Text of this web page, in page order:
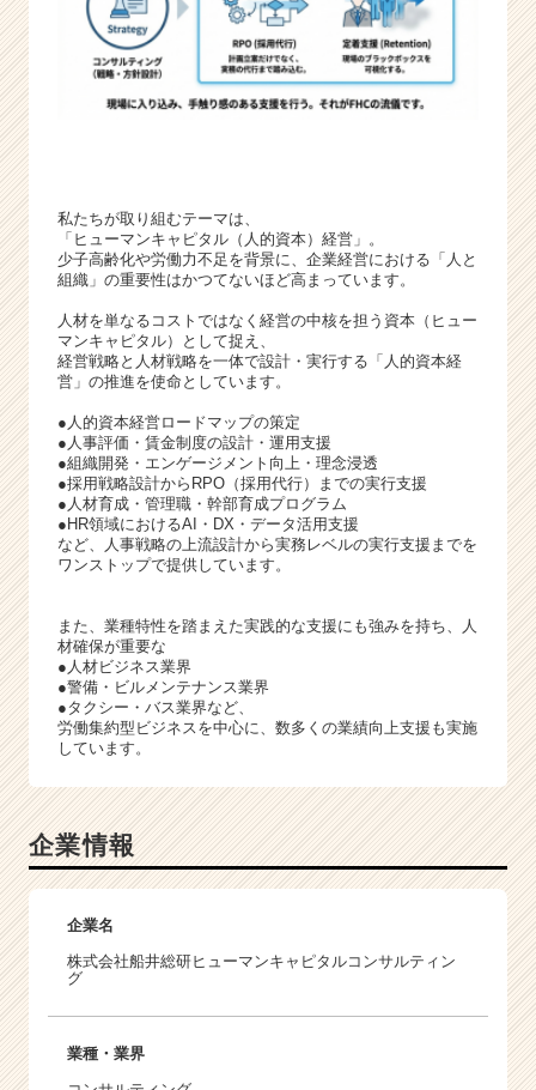
私たちが取り組むテーマは、
「ヒューマンキャピタル（人的資本）経営」。
少子高齢化や労働力不足を背景に、企業経営における「人と
組織」の重要性はかつてないほど高まっています。
人材を単なるコストではなく経営の中核を担う資本（ヒュー
マンキャピタル）として捉え、
経営戦略と人材戦略を一体で設計・実行する「人的資本経
営」の推進を使命としています。
●人的資本経営ロードマップの策定
●人事評価・賃金制度の設計・運用支援
●組織開発・エンゲージメント向上・理念浸透
●採用戦略設計からRPO（採用代行）までの実行支援
●人材育成・管理職・幹部育成プログラム
●HR領域におけるAI・DX・データ活用支援
など、人事戦略の上流設計から実務レベルの実行支援までを
ワンストップで提供しています。
また、業種特性を踏まえた実践的な支援にも強みを持ち、人
材確保が重要な
●人材ビジネス業界
●警備・ビルメンテナンス業界
●タクシー・バス業界など、
労働集約型ビジネスを中心に、数多くの業績向上支援も実施
しています。
企業情報
企業名
株式会社船井総研ヒューマンキャピタルコンサルティン
グ
業種・業界